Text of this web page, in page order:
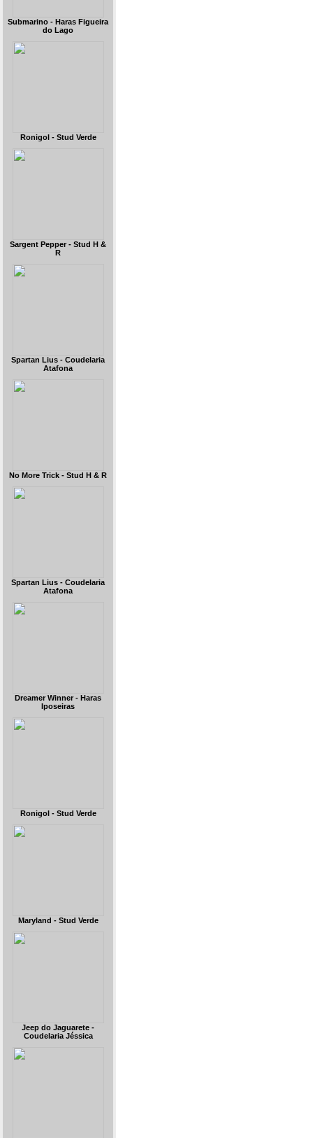
Submarino - Haras Figueira
do Lago
Ronigol - Stud Verde
Sargent Pepper - Stud H &
R
Spartan Lius - Coudelaria
Atafona
No More Trick - Stud H & R
Spartan Lius - Coudelaria
Atafona
Dreamer Winner - Haras
Iposeiras
Ronigol - Stud Verde
Maryland - Stud Verde
Jeep do Jaguarete -
Coudelaria Jéssica